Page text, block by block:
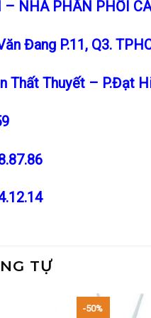
– NHÀ PHÂN PHỐI
Đang P.11, Q3.
Thất Thuyết – P.Đạt
TỰ
-50%